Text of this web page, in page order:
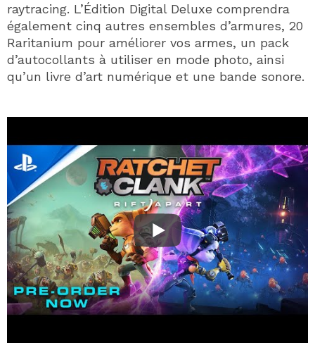
raytracing. L’Édition Digital Deluxe comprendra
également cinq autres ensembles d’armures, 20
Raritanium pour améliorer vos armes, un pack
d’autocollants à utiliser en mode photo, ainsi
qu’un livre d’art numérique et une bande sonore.